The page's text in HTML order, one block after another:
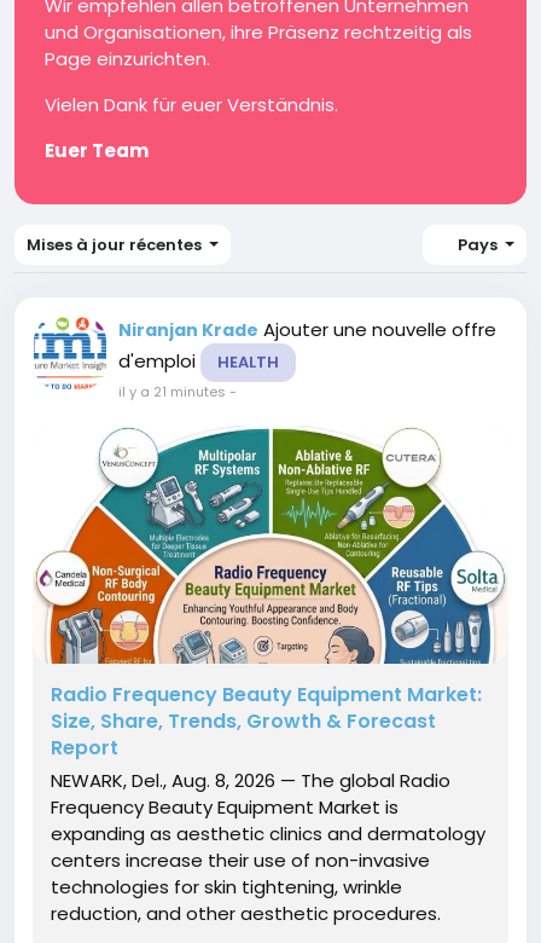
Wir empfehlen allen betroffenen Unternehmen
und Organisationen, ihre Präsenz rechtzeitig als
Page einzurichten.
Vielen Dank für euer Verständnis.
Euer Team
Mises à jour récentes Pays
Niranjan Krade Ajouter une nouvelle offre
d'emploi
HEALTH
il y a 21 minutes -
Radio Frequency Beauty Equipment Market:
Size, Share, Trends, Growth & Forecast
Report
NEWARK, Del., Aug. 8, 2026 — The global Radio
Frequency Beauty Equipment Market is
expanding as aesthetic clinics and dermatology
centers increase their use of non-invasive
technologies for skin tightening, wrinkle
reduction, and other aesthetic procedures.